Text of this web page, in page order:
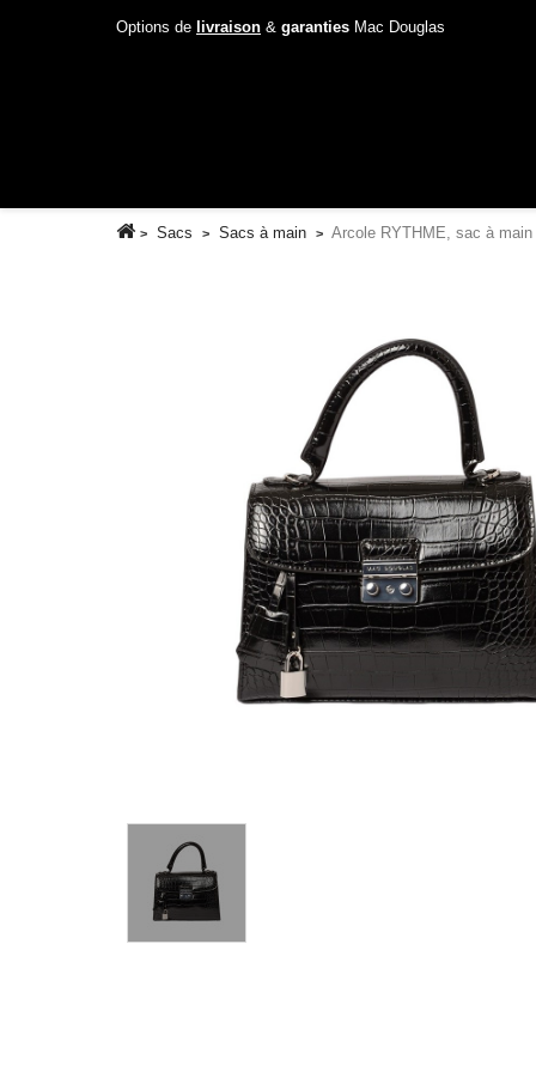
Options de livraison & garanties Mac Douglas
Sacs Sacs à main Arcole RYTHME, sac à